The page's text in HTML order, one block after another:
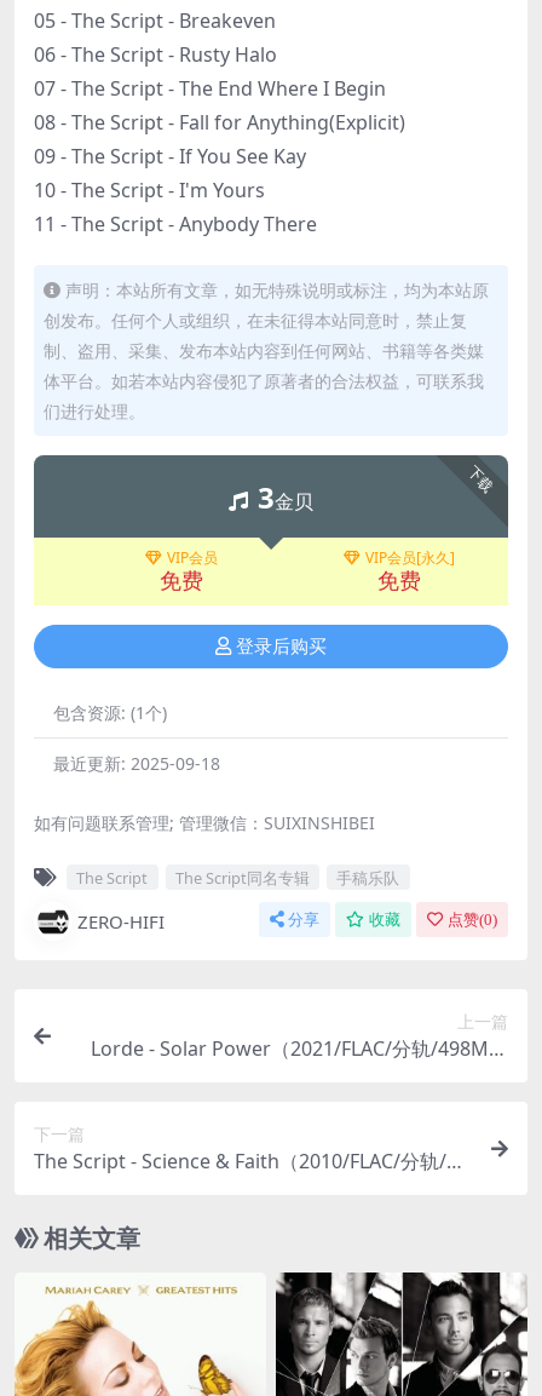
05 - The Script - Breakeven
06 - The Script - Rusty Halo
07 - The Script - The End Where I Begin
08 - The Script - Fall for Anything(Explicit)
09 - The Script - If You See Kay
10 - The Script - I'm Yours
11 - The Script - Anybody There
声明：本站所有文章，如无特殊说明或标注，均为本站原
创发布。任何个人或组织，在未征得本站同意时，禁止复
制、盗用、采集、发布本站内容到任何网站、书籍等各类媒
体平台。如若本站内容侵犯了原著者的合法权益，可联系我
们进行处理。
下载
3金贝
VIP会员
免费
VIP会员[永久]
免费
登录后购买
包含资源: (1个)
最近更新: 2025-09-18
如有问题联系管理; 管理微信：SUIXINSHIBEI
The Script The Script同名专辑 手稿乐队
ZERO-HIFI 分享 收藏 点赞(0)
上一篇
Lorde - Solar Power（2021/FLAC/分轨/498M）
下一篇
The Script - Science & Faith（2010/FLAC/分轨/30
相关文章